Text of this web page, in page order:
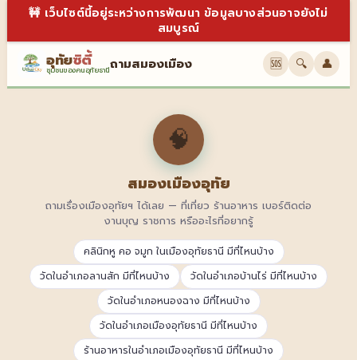
🚧 เว็บไซต์นี้อยู่ระหว่างการพัฒนา ข้อมูลบางส่วนอาจยังไม่
สมบูรณ์
อุทัยซิตี้
ชุมชนของคนอุทัยธานีถามสมองเมือง 🆘 🔍 👤
🧠
สมองเมืองอุทัย
ถามเรื่องเมืองอุทัยฯ ได้เลย — ที่เที่ยว ร้านอาหาร เบอร์ติดต่อ
งานบุญ ราชการ หรืออะไรที่อยากรู้
คลินิกหู คอ จมูก ในเมืองอุทัยธานี มีที่ไหนบ้าง
วัดในอำเภอลานสัก มีที่ไหนบ้าง
วัดในอำเภอบ้านไร่ มีที่ไหนบ้าง
วัดในอำเภอหนองฉาง มีที่ไหนบ้าง
วัดในอำเภอเมืองอุทัยธานี มีที่ไหนบ้าง
ร้านอาหารในอำเภอเมืองอุทัยธานี มีที่ไหนบ้าง